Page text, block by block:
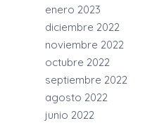
enero 2023
diciembre 2022
noviembre 2022
octubre 2022
septiembre 2022
agosto 2022
junio 2022